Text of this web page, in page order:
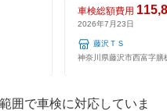
車検総額費用
2026年7月23日
藤沢ＴＳ
神奈川県藤沢市西富字膳
囲で車検に対応していま